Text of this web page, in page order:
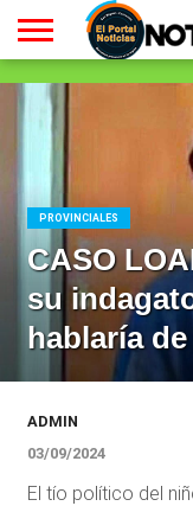
LOCALES
RADIO
VIVO
EN
MINISTERIO
CONTACTO
HOMEPAGE
PROVINCIALES
CASO
su
hablaría
ADMIN
03/09/2024
El tío político del